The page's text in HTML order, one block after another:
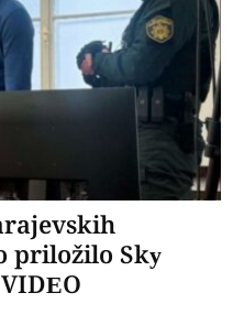
priložilo Sky